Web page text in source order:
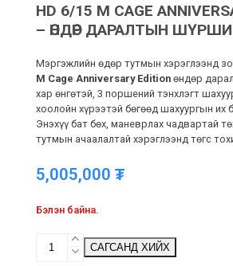
HD 6/15 M CAGE
– ӨНДӨР ДАРАЛТЫН
Мэргэжлийн өдөр тутмын хэрэглээнд
M Cage Anniversary Editionөндөр
хар өнгөтэй, 3 поршений тэнхлэгт
хоолойн хүрээтэй бөгөөд шахуургын их
Энэхүү бат бөх, маневрлах чадвартай
тутмын ачаалалтай хэрэглээнд төгс
5,005,000 ₮
Бэлэн байна.
6/15
САГСАНД ХИЙХ